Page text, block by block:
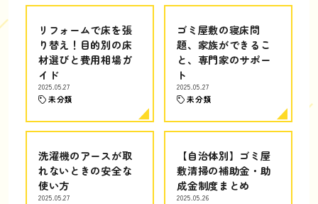
リフォームで床を張
り替え！目的別の床
材選びと費用相場ガ
イド
2025.05.27
未分類
ゴミ屋敷の寝床問
題、家族ができるこ
と、専門家のサポー
ト
2025.05.27
未分類
洗濯機のアースが取
れないときの安全な
使い方
2025.05.27
【自治体別】ゴミ屋
敷清掃の補助金・助
成金制度まとめ
2025.05.26